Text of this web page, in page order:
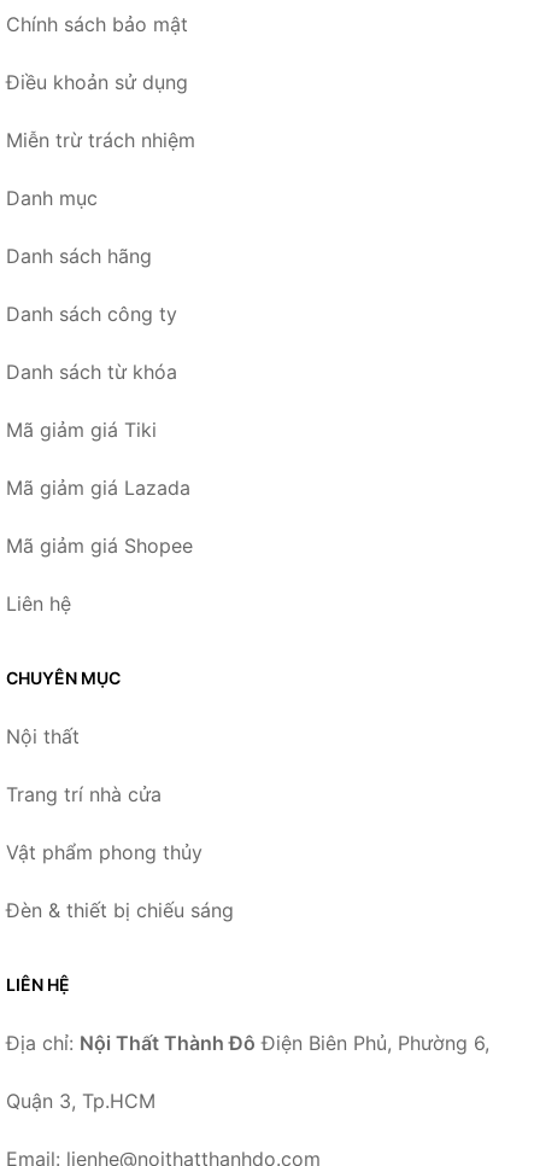
Chính sách bảo mật
Điều khoản sử dụng
Miễn trừ trách nhiệm
Danh mục
Danh sách hãng
Danh sách công ty
Danh sách từ khóa
Mã giảm giá Tiki
Mã giảm giá Lazada
Mã giảm giá Shopee
Liên hệ
CHUYÊN MỤC
Nội thất
Trang trí nhà cửa
Vật phẩm phong thủy
Đèn & thiết bị chiếu sáng
LIÊN HỆ
Địa chỉ: Nội Thất Thành Đô Điện Biên Phủ, Phường 6,
Quận 3, Tp.HCM
Email: lienhe@noithatthanhdo.com